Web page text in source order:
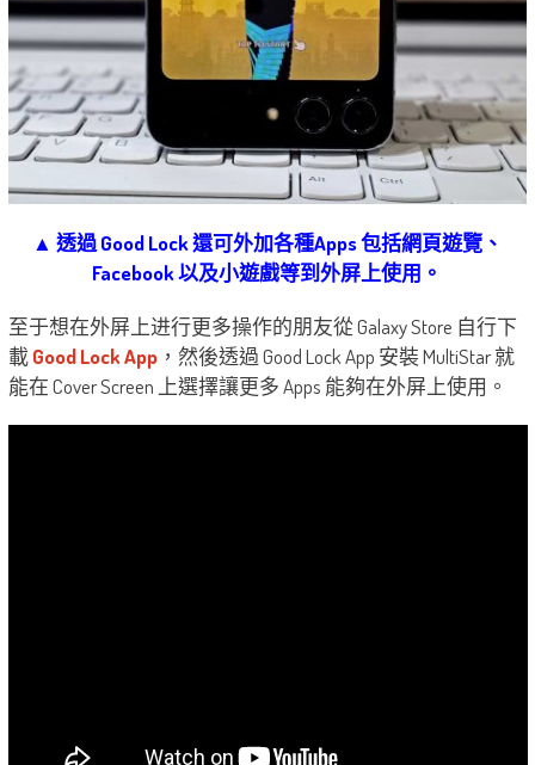
▲ 透過 Good Lock 還可外加各種Apps 包括網頁遊覽、
Facebook 以及小遊戲等到外屏上使用。
至于想在外屏上进行更多操作的朋友從 Galaxy Store 自行下
載Good Lock App，然後透過 Good Lock App 安裝 MultiStar 就
能在 Cover Screen 上選擇讓更多 Apps 能夠在外屏上使用。